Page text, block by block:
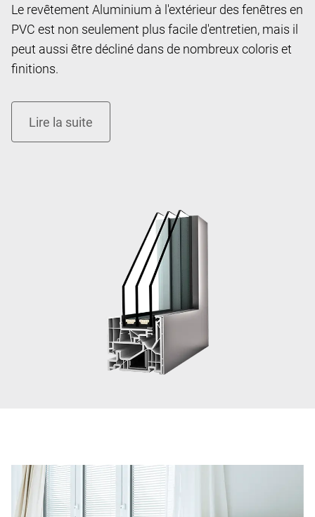
Le revêtement Aluminium à l'extérieur des fenêtres en
PVC est non seulement plus facile d'entretien, mais il
peut aussi être décliné dans de nombreux coloris et
finitions.